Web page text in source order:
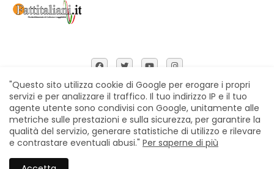
Home Chi siamo Contatti
Privacy Policy
Segnalazioni
All Right Reserved Copyright © Fattitaliani
"Questo sito utilizza cookie di Google per erogare i propri
servizi e per analizzare il traffico. Il tuo indirizzo IP e il tuo
agente utente sono condivisi con Google, unitamente alle
metriche sulle prestazioni e sulla sicurezza, per garantire la
qualità del servizio, generare statistiche di utilizzo e rilevare
e contrastare eventuali abusi." Per saperne di più